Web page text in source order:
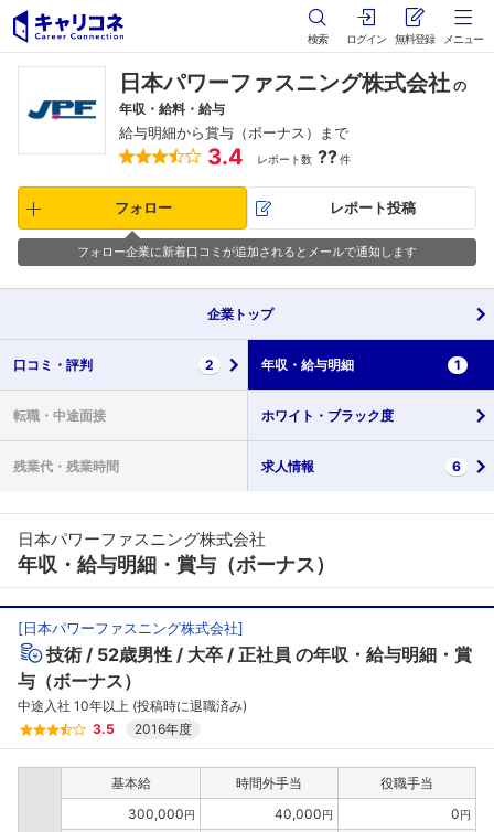
検索 ログイン 無料登録 メニュー
日本パワーファスニング株式会社 の
年収・給料・給与
給与明細から賞与（ボーナス）まで
3.4 レポート数 ??件
フォロー レポート投稿
フォロー企業に新着口コミが追加されるとメールで通知します
企業 トップ
口コミ・ 評判 2 年収・ 給与明細 1
転職・ 中途面接 ホワイト・ ブラック度
残業代・ 残業時間 求人情報 6
日本パワーファスニング株式会社
年収・給与明細・賞与（ボーナス）
[日本パワーファスニング株式会社]
技術 52歳男性 大卒 正社員 の年収・給与明細・賞
与（ボーナス）
中途入社 10年以上 (投稿時に退職済み)
3.5
2016年度
基本給 時間外手当
役職手当
300,000円 40,000円 0円